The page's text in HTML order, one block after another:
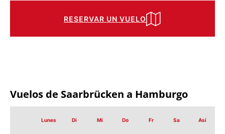
RESERVAR UN VUELO
Vuelos de Saarbrücken a Hamburgo
Lunes Di Mi Do Fr Sa Así